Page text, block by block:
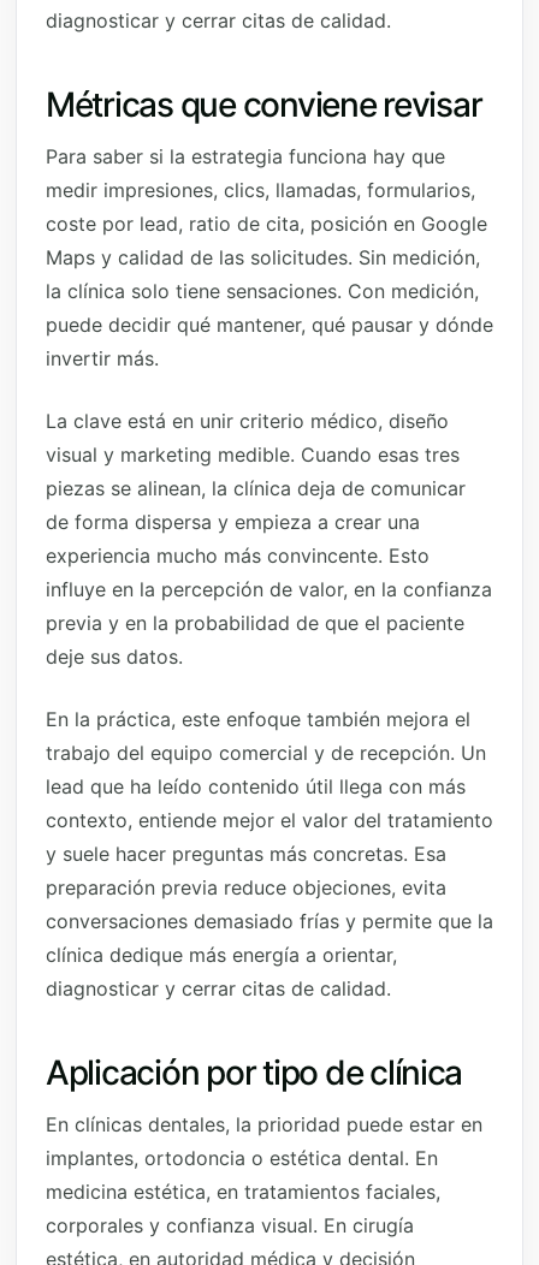
diagnosticar y cerrar citas de calidad.
Métricas que conviene revisar
Para saber si la estrategia funciona hay que
medir impresiones, clics, llamadas, formularios,
coste por lead, ratio de cita, posición en Google
Maps y calidad de las solicitudes. Sin medición,
la clínica solo tiene sensaciones. Con medición,
puede decidir qué mantener, qué pausar y dónde
invertir más.
La clave está en unir criterio médico, diseño
visual y marketing medible. Cuando esas tres
piezas se alinean, la clínica deja de comunicar
de forma dispersa y empieza a crear una
experiencia mucho más convincente. Esto
influye en la percepción de valor, en la confianza
previa y en la probabilidad de que el paciente
deje sus datos.
En la práctica, este enfoque también mejora el
trabajo del equipo comercial y de recepción. Un
lead que ha leído contenido útil llega con más
contexto, entiende mejor el valor del tratamiento
y suele hacer preguntas más concretas. Esa
preparación previa reduce objeciones, evita
conversaciones demasiado frías y permite que la
clínica dedique más energía a orientar,
diagnosticar y cerrar citas de calidad.
Aplicación por tipo de clínica
En clínicas dentales, la prioridad puede estar en
implantes, ortodoncia o estética dental. En
medicina estética, en tratamientos faciales,
corporales y confianza visual. En cirugía
estética, en autoridad médica y decisión